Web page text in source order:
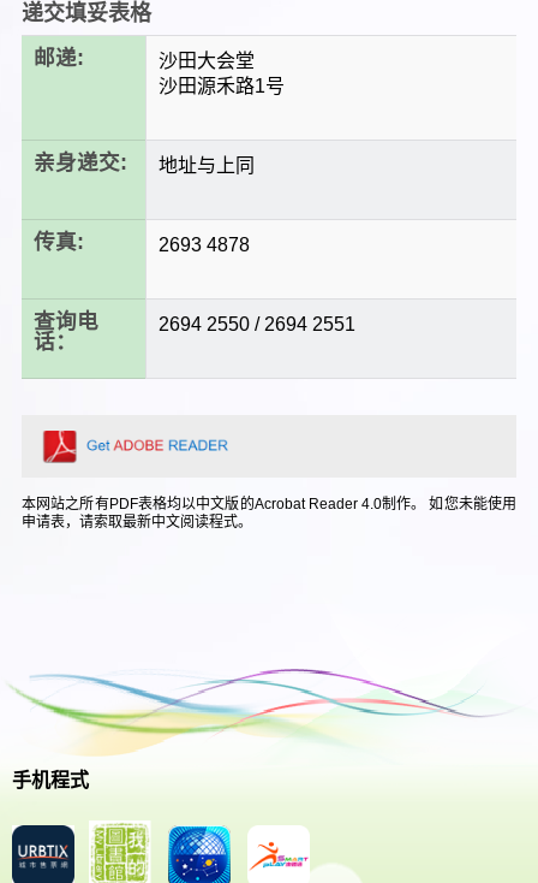
递交填妥表格
邮递:
沙田大会堂
沙田源禾路1号
亲身递交: 地址与上同
传真: 2693 4878
查询电
话：
2694 2550 / 2694 2551
本网站之所有PDF表格均以中文版的Acrobat Reader 4.0制作。 如您未能使用
申请表，请索取最新中文阅读程式。
手机程式